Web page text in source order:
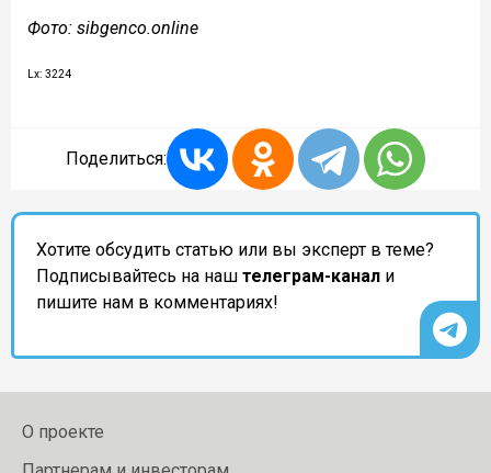
Фото: sibgenco.online
Lx: 3224
Поделиться:
Хотите обсудить статью или вы эксперт в теме?
Подписывайтесь на наш телеграм-канал и
пишите нам в комментариях!
О проекте